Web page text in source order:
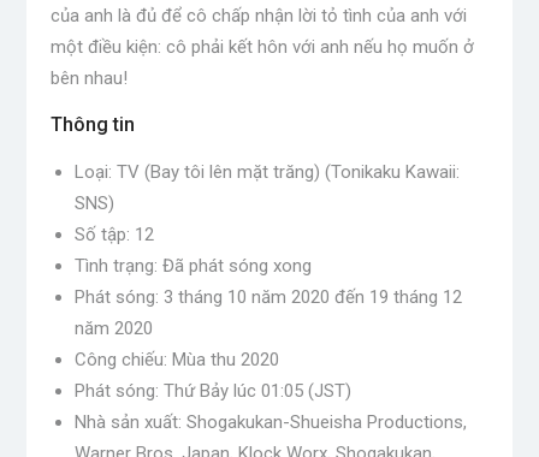
của anh là đủ để cô chấp nhận lời tỏ tình của anh với
một điều kiện: cô phải kết hôn với anh nếu họ muốn ở
bên nhau!
Thông tin
Loại: TV (Bay tôi lên mặt trăng) (Tonikaku Kawaii:
SNS)
Số tập: 12
Tình trạng: Đã phát sóng xong
Phát sóng: 3 tháng 10 năm 2020 đến 19 tháng 12
năm 2020
Công chiếu: Mùa thu 2020
Phát sóng: Thứ Bảy lúc 01:05 (JST)
Nhà sản xuất: Shogakukan-Shueisha Productions,